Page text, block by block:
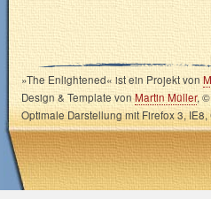
»The Enlightened« ist ein Projekt von
Design & Template vonMartin Müller,
Optimale Darstellung mit Firefox 3,